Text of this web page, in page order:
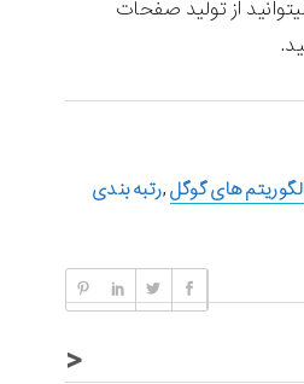
از تولید صفحات
های گوگل,رتبه بندی
<